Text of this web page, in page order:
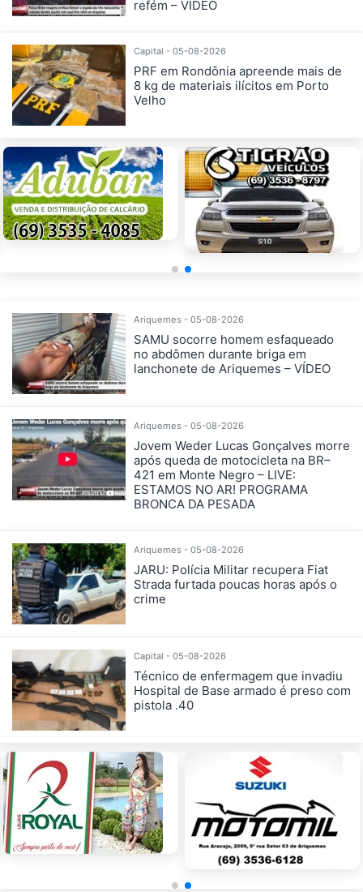
refém – VÍDEO
Capital - 05-08-2026
PRF em Rondônia apreende mais de
8 kg de materiais ilícitos em Porto
Velho
Ariquemes - 05-08-2026
SAMU socorre homem esfaqueado
no abdômen durante briga em
lanchonete de Ariquemes – VÍDEO
Ariquemes - 05-08-2026
Jovem Weder Lucas Gonçalves morre
após queda de motocicleta na BR–
421 em Monte Negro – LIVE:
ESTAMOS NO AR! PROGRAMA
BRONCA DA PESADA
Ariquemes - 05-08-2026
JARU: Polícia Militar recupera Fiat
Strada furtada poucas horas após o
crime
Capital - 05-08-2026
Técnico de enfermagem que invadiu
Hospital de Base armado é preso com
pistola .40